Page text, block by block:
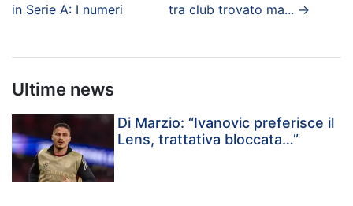
in Serie A: I numeri
tra club trovato ma... →
Ultime news
Di Marzio: “Ivanovic preferisce il
Lens, trattativa bloccata…”